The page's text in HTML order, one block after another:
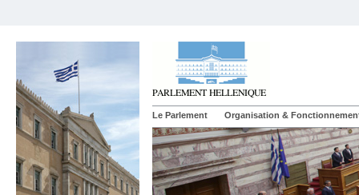
Le Parlement Organisation &